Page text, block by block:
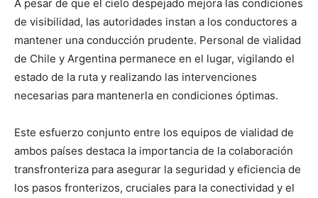
A pesar de que el cielo despejado mejora las condiciones
de visibilidad, las autoridades instan a los conductores a
mantener una conducción prudente. Personal de vialidad
de Chile y Argentina permanece en el lugar, vigilando el
estado de la ruta y realizando las intervenciones
necesarias para mantenerla en condiciones óptimas.
Este esfuerzo conjunto entre los equipos de vialidad de
ambos países destaca la importancia de la colaboración
transfronteriza para asegurar la seguridad y eficiencia de
los pasos fronterizos, cruciales para la conectividad y el